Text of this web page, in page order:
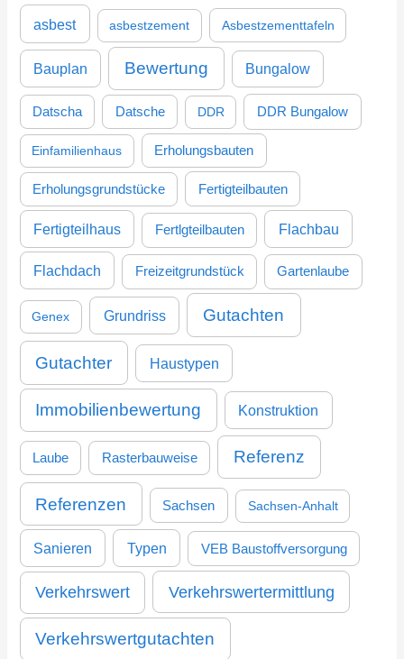
n
c
h
asbest asbestzement Asbestzementtafeln
Bauplan Bewertung Bungalow
Datscha Datsche DDR DDR Bungalow
Einfamilienhaus Erholungsbauten
Erholungsgrundstücke Fertigteilbauten
Fertigteilhaus Fertlgteilbauten Flachbau
Flachdach Freizeitgrundstück Gartenlaube
Genex Grundriss Gutachten
Gutachter Haustypen
Immobilienbewertung Konstruktion
Laube Rasterbauweise Referenz
Referenzen Sachsen Sachsen-Anhalt
Sanieren Typen VEB Baustoffversorgung
Verkehrswert Verkehrswertermittlung
Verkehrswertgutachten